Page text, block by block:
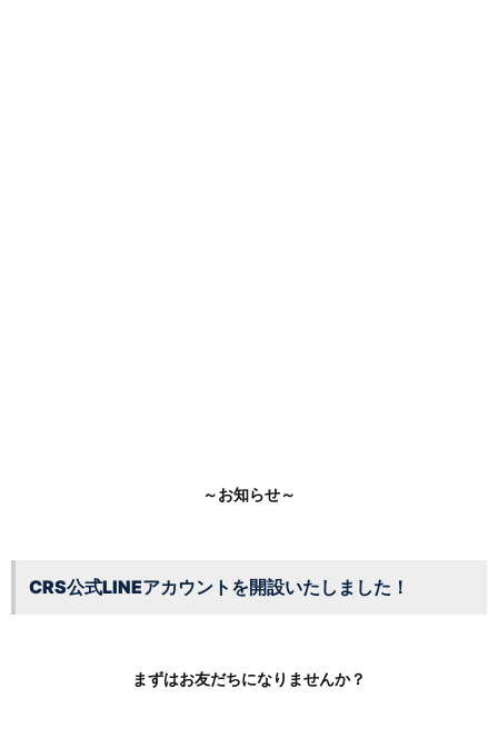
～お知らせ～
CRS公式LINEアカウントを開設いたしました！
まずはお友だちになりませんか？